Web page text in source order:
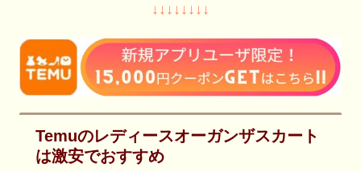
↓↓↓↓↓↓↓↓
Temuのレディースオーガンザスカート
は激安でおすすめ